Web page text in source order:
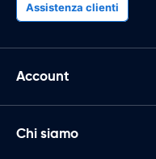
Assistenza clienti
Account
Chi siamo